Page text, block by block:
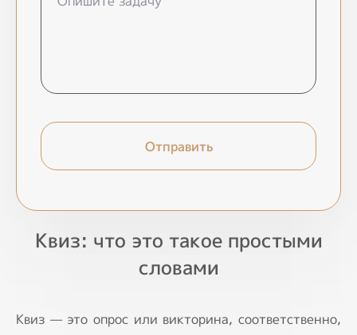
Мы в социальных сетях
Отправить
Квиз: что это такое простыми
словами
Квиз — это опрос или викторина, соответственно,